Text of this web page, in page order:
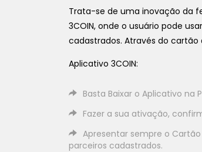
Trata-se de uma inovação da
3COIN, onde o usuário pode
cadastrados. Através do
Aplicativo 3COIN:
Basta Baixar o Aplicativo na
Fazer a sua ativação,
Apresentar sempre o
parceiros cadastrados.